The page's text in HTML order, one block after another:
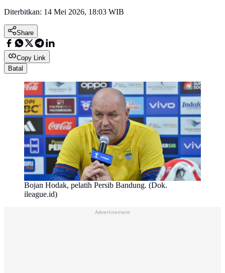
Diterbitkan: 14 Mei 2026, 18:03 WIB
Share
Copy Link
Batal
Bojan Hodak, pelatih Persib Bandung. (Dok.
ileague.id)
Advertisement